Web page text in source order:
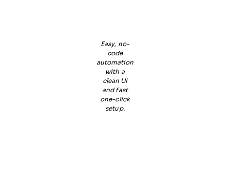
Easy, no-
code
automation
with a
clean UI
and fast
one-click
setup.